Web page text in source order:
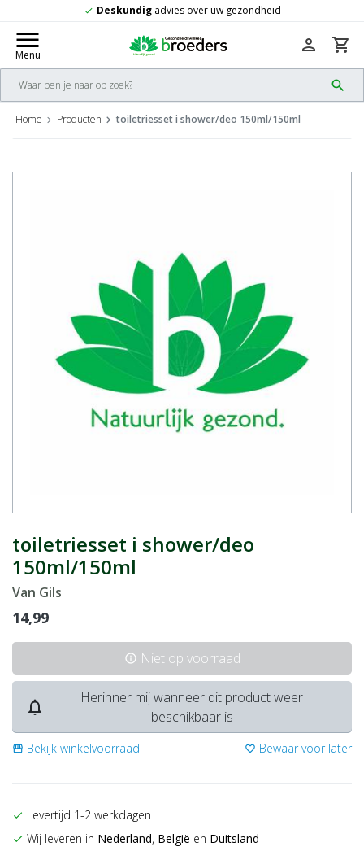
check Gratisverzending vanaf 50,-
menu
Menu
search
person shopping_cart
Home Producten toiletriesset i shower/deo 150ml/150ml
toiletriesset i shower/deo
150ml/150ml
Van Gils
14,99
info Niet op voorraad
notifications_none
Herinner mij wanneer dit product weer
beschikbaar is
storefront Bekijk winkelvoorraad favorite_border Bewaar voor later
check Levertijd 1-2 werkdagen
check Wij leveren in Nederland, België en Duitsland